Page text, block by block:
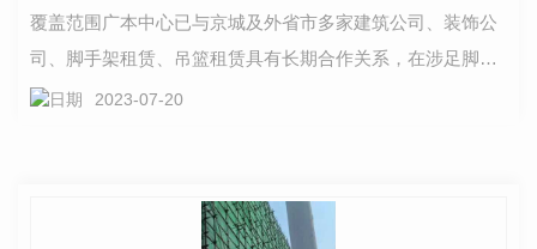
覆盖范围广本中心已与京城及外省市多家建筑公司、装饰公
司、脚手架租赁、吊篮租赁具有长期合作关系，在涉足脚手
架、吊篮行业多年的基础上，承揽各种内外墙脚手架、…
2023-07-20